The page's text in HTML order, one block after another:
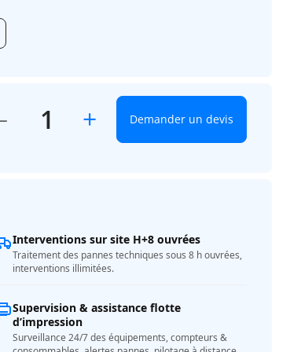
+ Demander un devis
Interventions sur site H+8 ouvrées
Traitement des pannes techniques sous 8 h ouvrées,
interventions illimitées.
Supervision & assistance flotte
d’impression
Surveillance 24/7 des équipements, compteurs &